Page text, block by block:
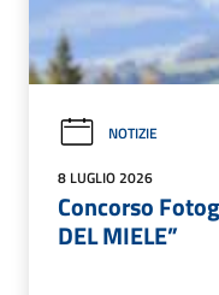
NOTIZIE
8 LUGLIO 2026
Concorso
DEL MIELE”